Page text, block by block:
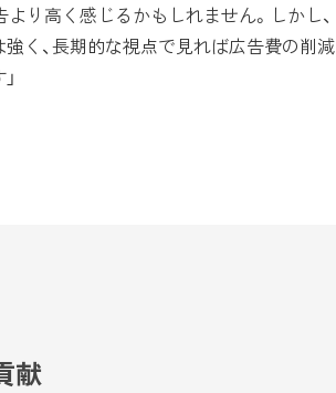
り高く感じるかもしれません。しかし、
く、長期的な視点で見れば広告費の削減
献